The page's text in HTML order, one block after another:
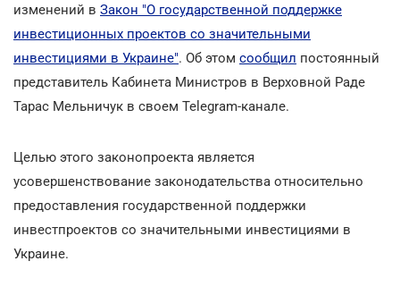
изменений в Закон "О государственной поддержке
инвестиционных проектов со значительными
инвестициями в Украине". Об этом сообщил постоянный
представитель Кабинета Министров в Верховной Раде
Тарас Мельничук в своем Telegram-канале.
Целью этого законопроекта является
усовершенствование законодательства относительно
предоставления государственной поддержки
инвестпроектов со значительными инвестициями в
Украине.